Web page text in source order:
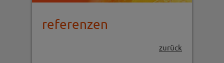
referenzen
zurück